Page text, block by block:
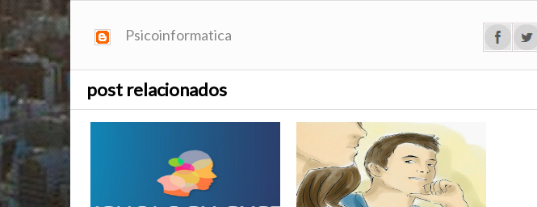
Psicoinformatica
post relacionados